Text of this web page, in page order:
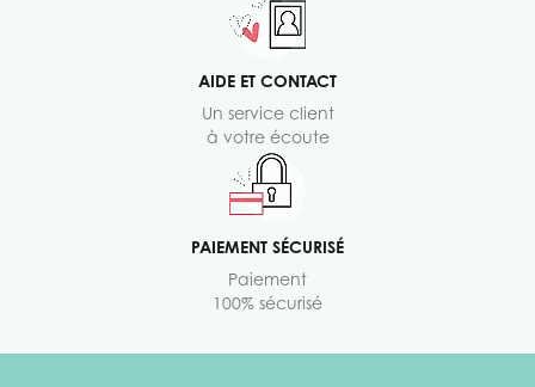
AIDE ET CONTACT
Un service client
à votre écoute
PAIEMENT SÉCURISÉ
Paiement
100% sécurisé